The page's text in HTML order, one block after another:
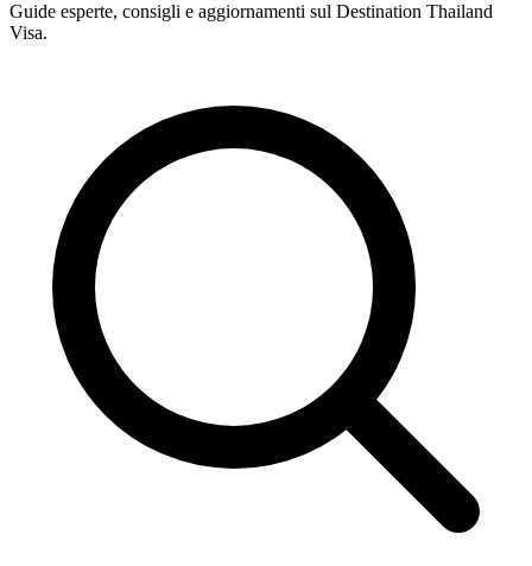
Guide esperte, consigli e aggiornamenti sul Destination Thailand
Visa.